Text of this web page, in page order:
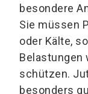
besondere
Sie müssen
oder Kälte,
Belastungen
schützen.
besonders